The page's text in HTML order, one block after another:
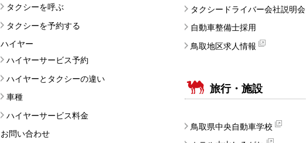
タクシーを呼ぶ
タクシーを予約する
ハイヤー
ハイヤーサービス予約
ハイヤーとタクシーの違い
車種
ハイヤーサービス料金
お問い合わせ
タクシードライバー会社説明会
自動車整備士採用
鳥取地区求人情報
旅行・施設
鳥取県中央自動車学校